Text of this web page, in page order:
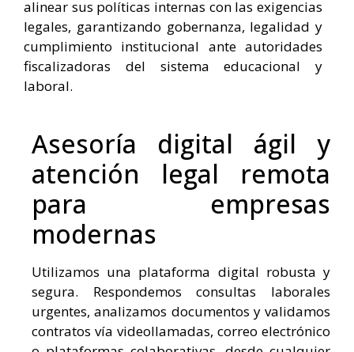
alinear sus políticas internas con las exigencias
legales, garantizando gobernanza, legalidad y
cumplimiento institucional ante autoridades
fiscalizadoras del sistema educacional y
laboral.
Asesoría digital ágil y
atención legal remota
para empresas
modernas
Utilizamos una plataforma digital robusta y
segura. Respondemos consultas laborales
urgentes, analizamos documentos y validamos
contratos vía videollamadas, correo electrónico